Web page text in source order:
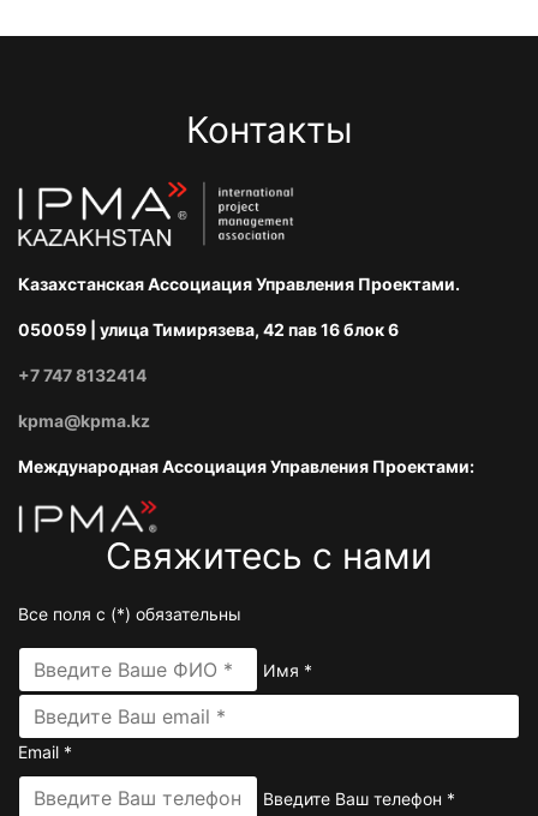
Контакты
Казахстанская Ассоциация Управления Проектами.
050059 | улица Тимирязева, 42 пав 16 блок 6
+7 747 8132414
kpma@kpma.kz
Международная Ассоциация Управления Проектами:
Свяжитесь с нами
Все поля с (*) обязательны
Имя *
Email *
Введите Ваш телефон *